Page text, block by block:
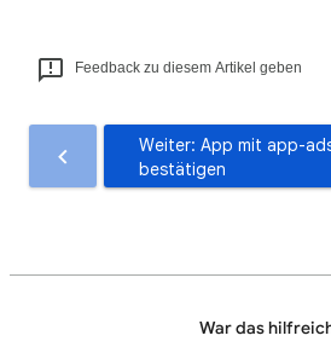
Feedback zu diesem Artikel geben
Weiter: App mit app-
bestätigen
War das